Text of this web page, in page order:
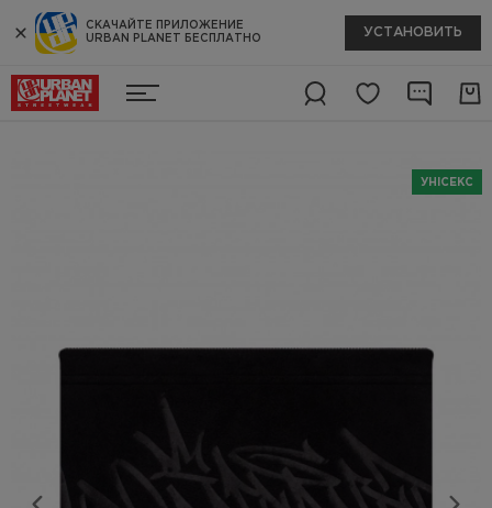
СКАЧАЙТЕ ПРИЛОЖЕНИЕ
URBAN PLANET БЕСПЛАТНО
УСТАНОВИТЬ
УНІСЕКС